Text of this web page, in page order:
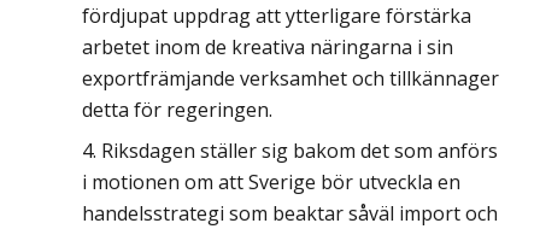
fördjupat uppdrag att ytterligare förstärka
arbetet inom de kreativa näringarna i sin
exportfrämjande verksamhet och tillkännager
detta för regeringen.
Riksdagen ställer sig bakom det som anförs
i motionen om att Sverige bör utveckla en
handelsstrategi som beaktar såväl import och